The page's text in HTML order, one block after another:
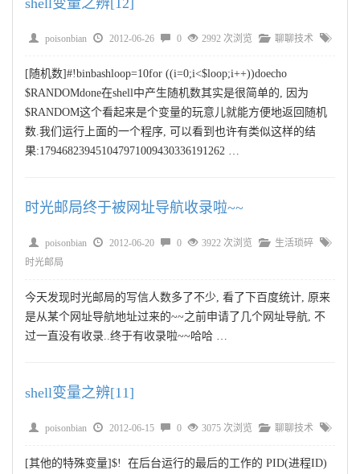
shell变量之辨[12]
poisonbian 2012-06-26 0 2992 次浏览 聊聊技术
[随机数]#!binbashloop=10for ((i=0;i<$loop;i++))doecho
$RANDOMdone在shell中产生随机数其实是很简单的, 因为
$RANDOM这个看起来是个变量的玩意儿就能方便地返回随机
数.我们运行上面的一个程序, 可以看到也许有类似这样的结
果:179468239451047971009430336191262 …
时光邮局终于被网址导航收录啦~~
poisonbian 2012-06-20 0 3922 次浏览
生活琐碎
时光邮局
今天发现时光邮局的写信人数多了不少, 看了下百度统计, 原来
是从某个网址导航地址过来的~~之前申请了几个网址导航, 不
过一直没有收录..终于有收录啦~~哈哈 …
shell变量之辨[11]
poisonbian 2012-06-15 0 3075 次浏览 聊聊技术
[其他的特殊变量]$! 在后台运行的最后的工作的 PID(进程ID)